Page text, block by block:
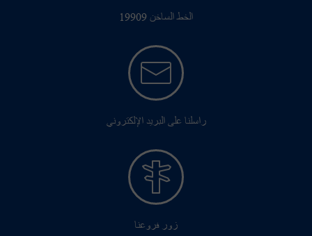
الخط الساخن 19909
راسلنا على البريد الإلكتروني
زور فروعنا